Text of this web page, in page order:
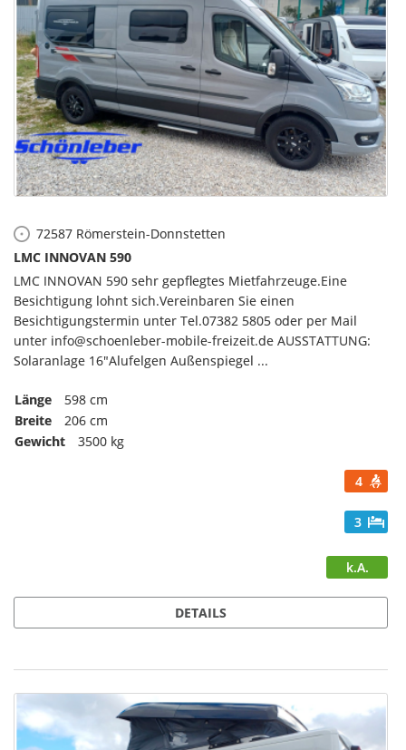
72587 Römerstein-Donnstetten
LMC INNOVAN 590
LMC INNOVAN 590 sehr gepflegtes Mietfahrzeuge.Eine
Besichtigung lohnt sich.Vereinbaren Sie einen
Besichtigungstermin unter Tel.07382 5805 oder per Mail
unter info@schoenleber-mobile-freizeit.de AUSSTATTUNG:
Solaranlage 16"Alufelgen Außenspiegel ...
Länge
598 cm
Breite
206 cm
Gewicht
3500 kg
4
3
k.A.
DETAILS